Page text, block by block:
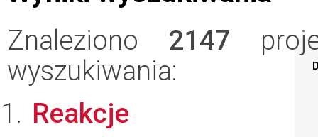
Znaleziono 2147
wyszukiwania:
Reakcje